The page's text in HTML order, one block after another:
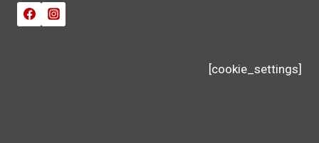
[cookie_settings]